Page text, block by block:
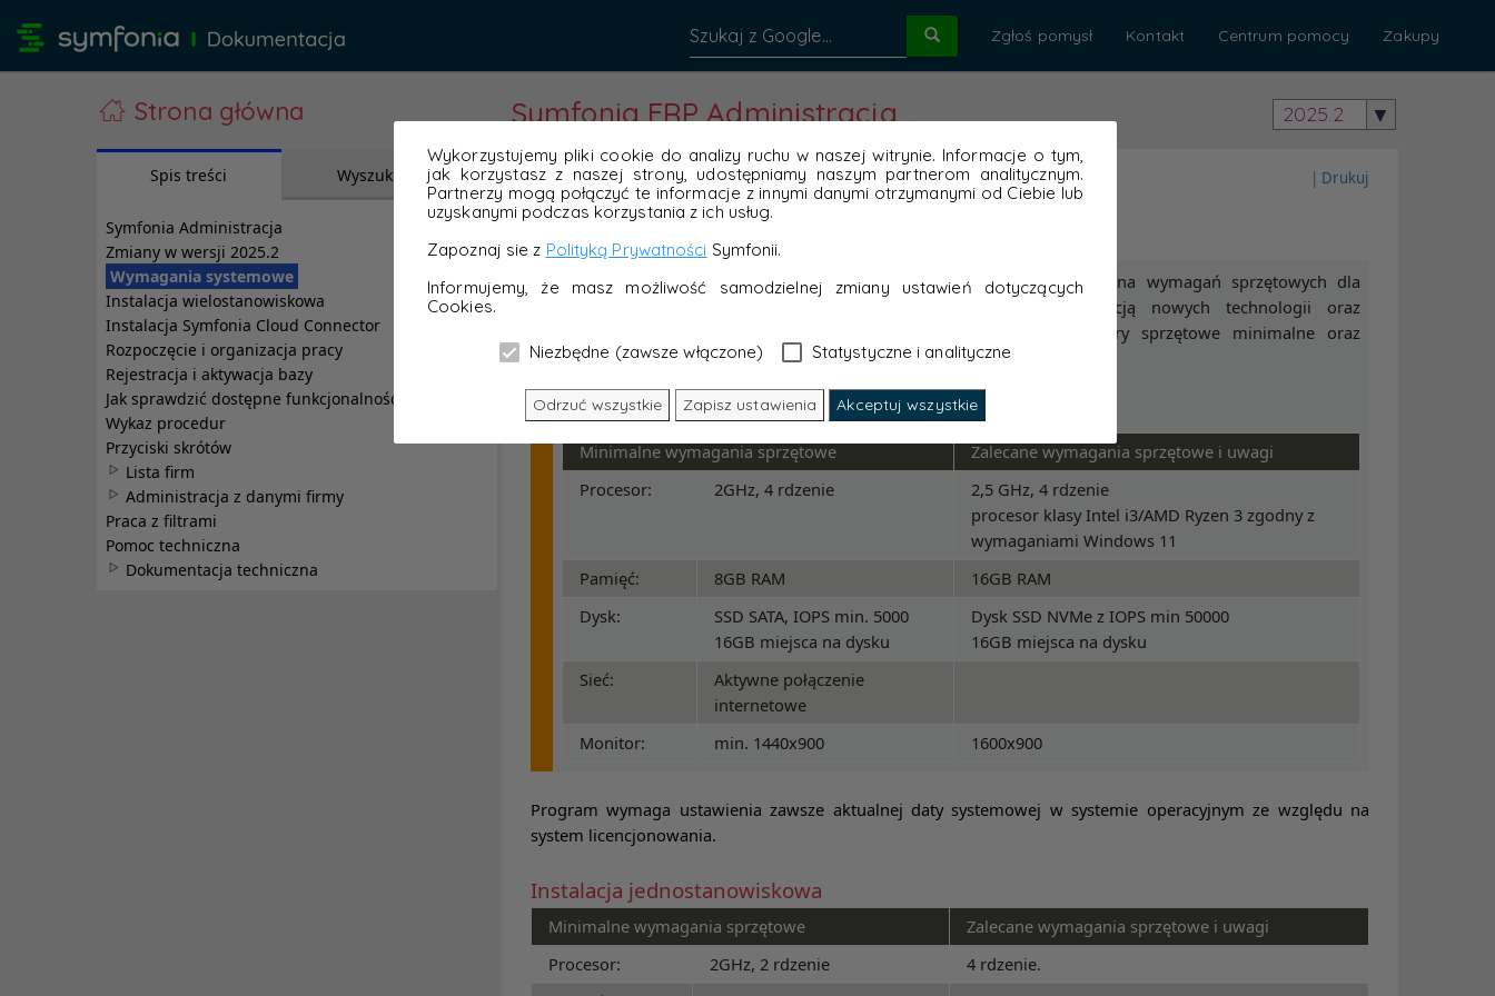
Wykorzystujemy pliki cookie do analizy ruchu w naszej witrynie. Informacje o tym,
jak korzystasz z naszej strony, udostępniamy naszym partnerom analitycznym.
Partnerzy mogą połączyć te informacje z innymi danymi otrzymanymi od Ciebie lub
uzyskanymi podczas korzystania z ich usług.
Zapoznaj sie z Polityką Prywatności Symfonii.
Informujemy, że masz możliwość samodzielnej zmiany ustawień dotyczących
Cookies.
Niezbędne (zawsze włączone) Statystyczne i analityczne
Odrzuć wszystkie Zapisz ustawienia Akceptuj wszystkie
Zgłoś pomysł Kontakt Centrum pomocy Zakupy
Strona główna Symfonia ERP Administracja 2025.2